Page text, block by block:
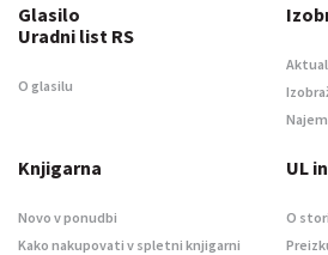
Glasilo
Uradni list RS
O glasilu
Knjigarna
Novo v ponudbi
Kako nakupovati v spletni knjigarni
UL
O